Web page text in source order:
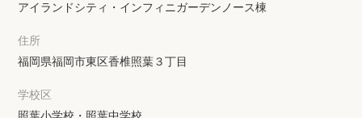
アイランドシティ・インフィニガーデンノース棟
住所
福岡県福岡市東区香椎照葉３丁目
学校区